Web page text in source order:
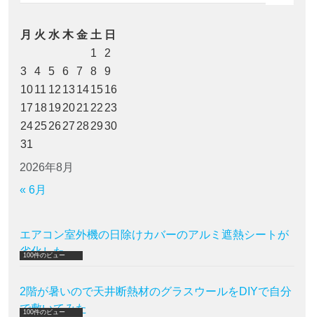
2026年8月
月 火 水 木 金 土 日
1
2
3
4 5 6 7 8
9
1011 12 13141516
17 18192021 22 23
24252627 282930
31
« 6月
エアコン室外機の日除けカバーのアルミ遮熱シートが
劣化した
100件のビュー
2階が暑いので天井断熱材のグラスウールをDIYで自分
で敷いてみた
100件のビュー